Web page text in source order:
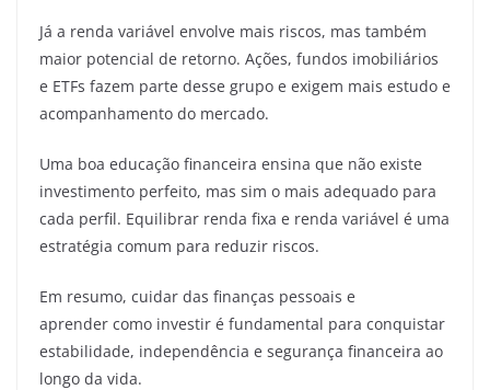
Já a renda variável envolve mais riscos, mas também
maior potencial de retorno. Ações, fundos imobiliários
e ETFs fazem parte desse grupo e exigem mais estudo e
acompanhamento do mercado.
Uma boa educação financeira ensina que não existe
investimento perfeito, mas sim o mais adequado para
cada perfil. Equilibrar renda fixa e renda variável é uma
estratégia comum para reduzir riscos.
Em resumo, cuidar das finanças pessoais e
aprender como investir é fundamental para conquistar
estabilidade, independência e segurança financeira ao
longo da vida.